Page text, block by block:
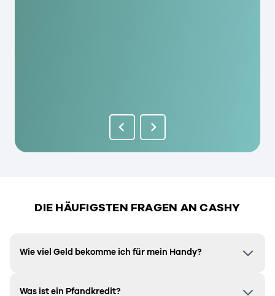
DIE HÄUFIGSTEN FRAGEN AN CASHY
Wie viel Geld bekomme ich für mein Handy?
Was ist ein Pfandkredit?